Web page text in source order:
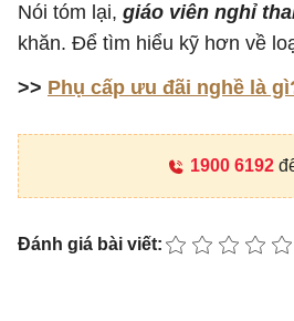
Nói tóm lại, giáo viên nghỉ
khăn. Để tìm hiểu kỹ hơn về
>> Phụ cấp ưu đãi nghề là
1900 6192
Đánh giá bài viết: